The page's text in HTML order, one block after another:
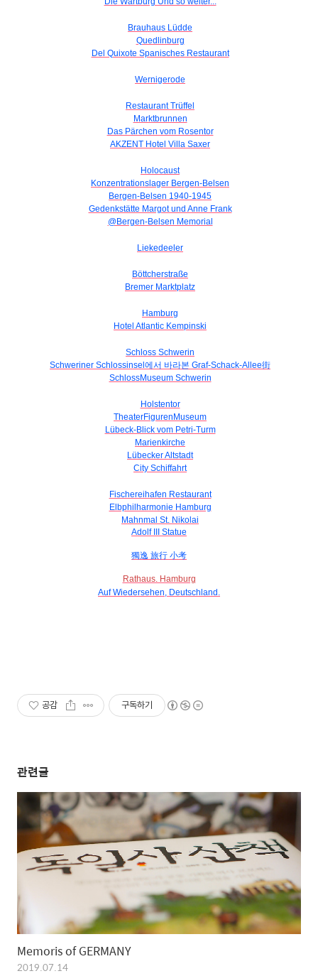
Brauhaus Lüdde
Quedlinburg
Del Quixote Spanisches Restaurant
Wernigerode
Restaurant Trüffel
Marktbrunnen
Das Pärchen vom Rosentor
AKZENT Hotel Villa Saxer
Holocaust
Konzentrationslager Bergen-Belsen
Bergen-Belsen 1940-1945
Gedenkstätte Margot und Anne Frank
@Bergen-Belsen Memorial
Liekedeeler
Böttcherstraße
Bremer Marktplatz
Hamburg
Hotel Atlantic Kempinski
Schloss Schwerin
Schweriner Schlossinsel에서 바라본 Graf-Schack-Allee街
SchlossMuseum Schwerin
Holstentor
TheaterFigurenMuseum
Lübeck-Blick vom Petri-Turm
Marienkirche
Lübecker Altstadt
City Schiffahrt
Fischereihafen Restaurant
Elbphilharmonie Hamburg
Mahnmal St. Nikolai
Adolf III Statue
獨逸 旅行 小考
Rathaus. Hamburg
Auf Wiedersehen, Deutschland.
공감 구독하기
관련글
Memoris of GERMANY
2019.07.14